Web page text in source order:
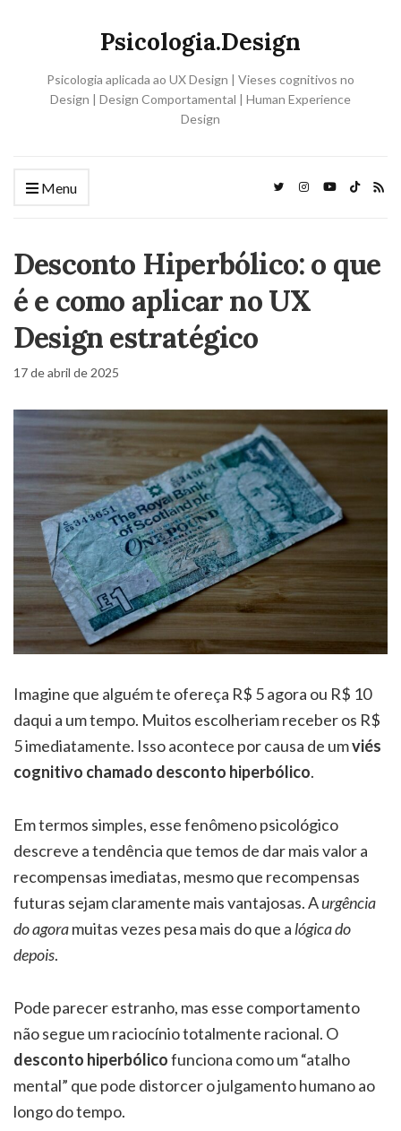
Psicologia.Design
Psicologia aplicada ao UX Design | Vieses cognitivos no
Design | Design Comportamental | Human Experience
Design
Menu
Desconto Hiperbólico: o que
é e como aplicar no UX
Design estratégico
17 de abril de 2025
Imagine que alguém te ofereça R$ 5 agora ou R$ 10
daqui a um tempo. Muitos escolheriam receber os R$
5 imediatamente. Isso acontece por causa de umviés
cognitivo chamado desconto hiperbólico.
Em termos simples, esse fenômeno psicológico
descreve a tendência que temos de dar mais valor a
recompensas imediatas, mesmo que recompensas
futuras sejam claramente mais vantajosas. Aurgência
do agoramuitas vezes pesa mais do que alógica do
depois.
Pode parecer estranho, mas esse comportamento
não segue um raciocínio totalmente racional. O
desconto hiperbólicofunciona como um “atalho
mental” que pode distorcer o julgamento humano ao
longo do tempo.